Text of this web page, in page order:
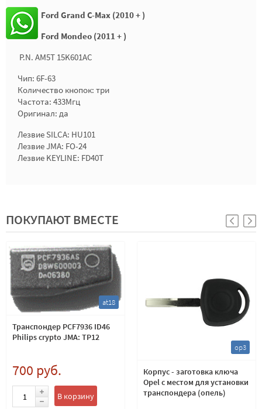
Ford Grand C-Max (2010 + )
Ford Mondeo (2011 + )
P.N. AM5T 15K601AC
Чип: 6F-63
Количество кнопок: три
Частота: 433Мгц
Оригинал: да
Лезвие SILCA: HU101
Лезвие JMA: FO-24
Лезвие KEYLINE: FD40T
ПОКУПАЮТ ВМЕСТЕ
at18
Транспондер PCF7936 ID46
Philips crypto JMA: TP12
700 руб.
В корзину
op3
Корпус - заготовка ключа
Opel с местом для установки
транспондера (опель)